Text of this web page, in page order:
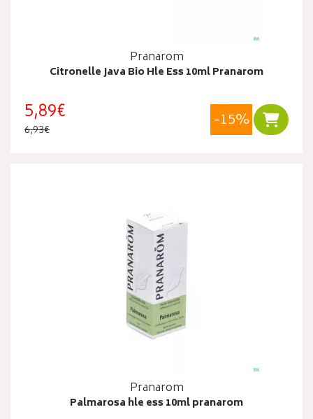
Pranarom
Citronelle Java Bio Hle Ess 10ml Pranarom
5,89€
6,93€ -15%
Pranarom
Palmarosa hle ess 10ml pranarom